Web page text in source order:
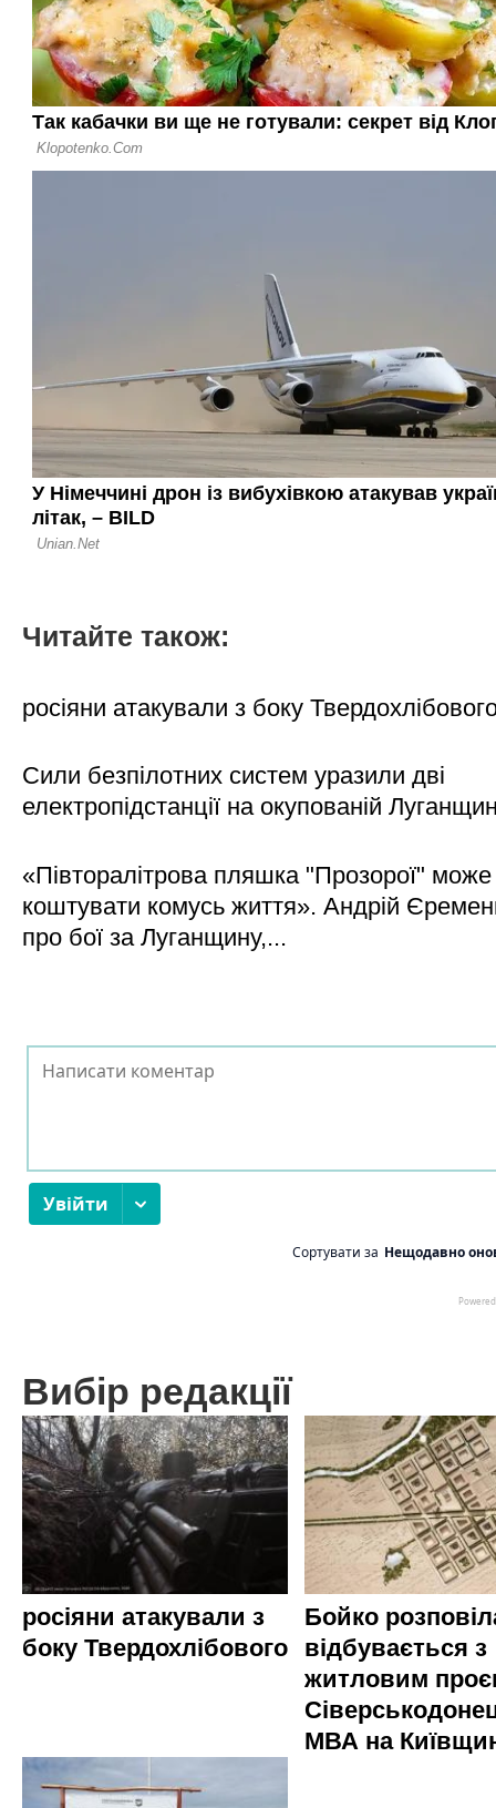
Читайте також:
росіяни атакували з боку
Сили безпілотних систем уразили дві
електропідстанції на окупованій
«Півторалітрова пляшка "Прозорої" може
коштувати комусь життя». Андрій
про бої за Луганщину,...
Вибір редакції
росіяни атакували з
боку Твердохлібового
Бойко
відбувається з
житловим
МВА на